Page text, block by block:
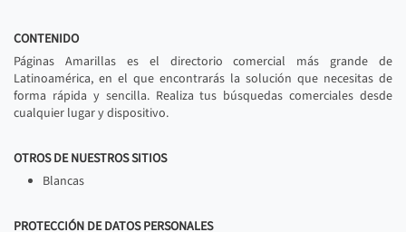
CONTENIDO
Páginas Amarillas es el directorio comercial más grande de
Latinoamérica, en el que encontrarás la solución que necesitas de
forma rápida y sencilla. Realiza tus búsquedas comerciales desde
cualquier lugar y dispositivo.
OTROS DE NUESTROS SITIOS
Blancas
PROTECCIÓN DE DATOS PERSONALES